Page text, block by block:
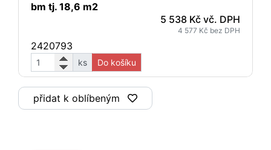
bm tj. 18,6 m2
5 538 Kč vč. DPH
4 577 Kč bez DPH
2420793
ks Do košíku
přidat k oblíbeným